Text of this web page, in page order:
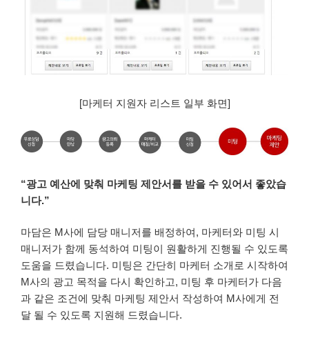
[마케터 지원자 리스트 일부 화면]
“광고 예산에 맞춰 마케팅 제안서를 받을 수 있어서 좋았습
니다.”
마담은 M사에 담당 매니저를 배정하여, 마케터와 미팅 시
매니저가 함께 동석하여 미팅이 원활하게 진행될 수 있도록
도움을 드렸습니다. 미팅은 간단히 마케터 소개로 시작하여
M사의 광고 목적을 다시 확인하고, 미팅 후 마케터가 다음
과 같은 조건에 맞춰 마케팅 제안서 작성하여 M사에게 전
달 될 수 있도록 지원해 드렸습니다.